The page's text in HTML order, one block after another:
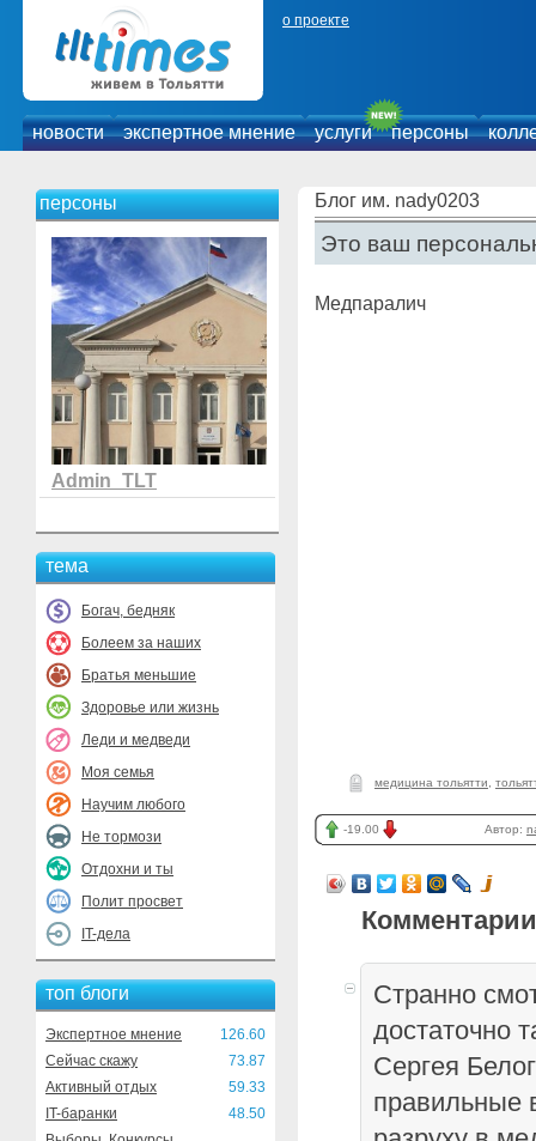
о проекте
новости экспертное мнение услуги персоны
персоны
Admin_TLT
тема
Богач, бедняк
Болеем за наших
Братья меньшие
Здоровье или жизнь
Леди и медведи
Моя семья
Научим любого
Не тормози
Отдохни и ты
Полит просвет
IT-дела
топ блоги
Экспертное мнение
126.60
Сейчас скажу
73.87
Активный отдых
59.33
IT-баранки
48.50
Блог им. nady0203
Это ваш
Медпаралич
медицина тольятти
-19.00 Автор:
Странно
достаточно
Сергея
правильные